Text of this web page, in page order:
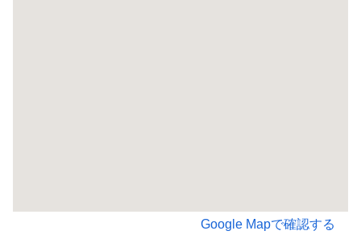
Google Mapで確認する